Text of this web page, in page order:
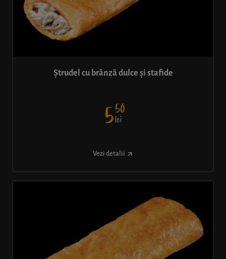
Ștrudel cu brânză dulce și stafide
550
lei
Vezi detalii